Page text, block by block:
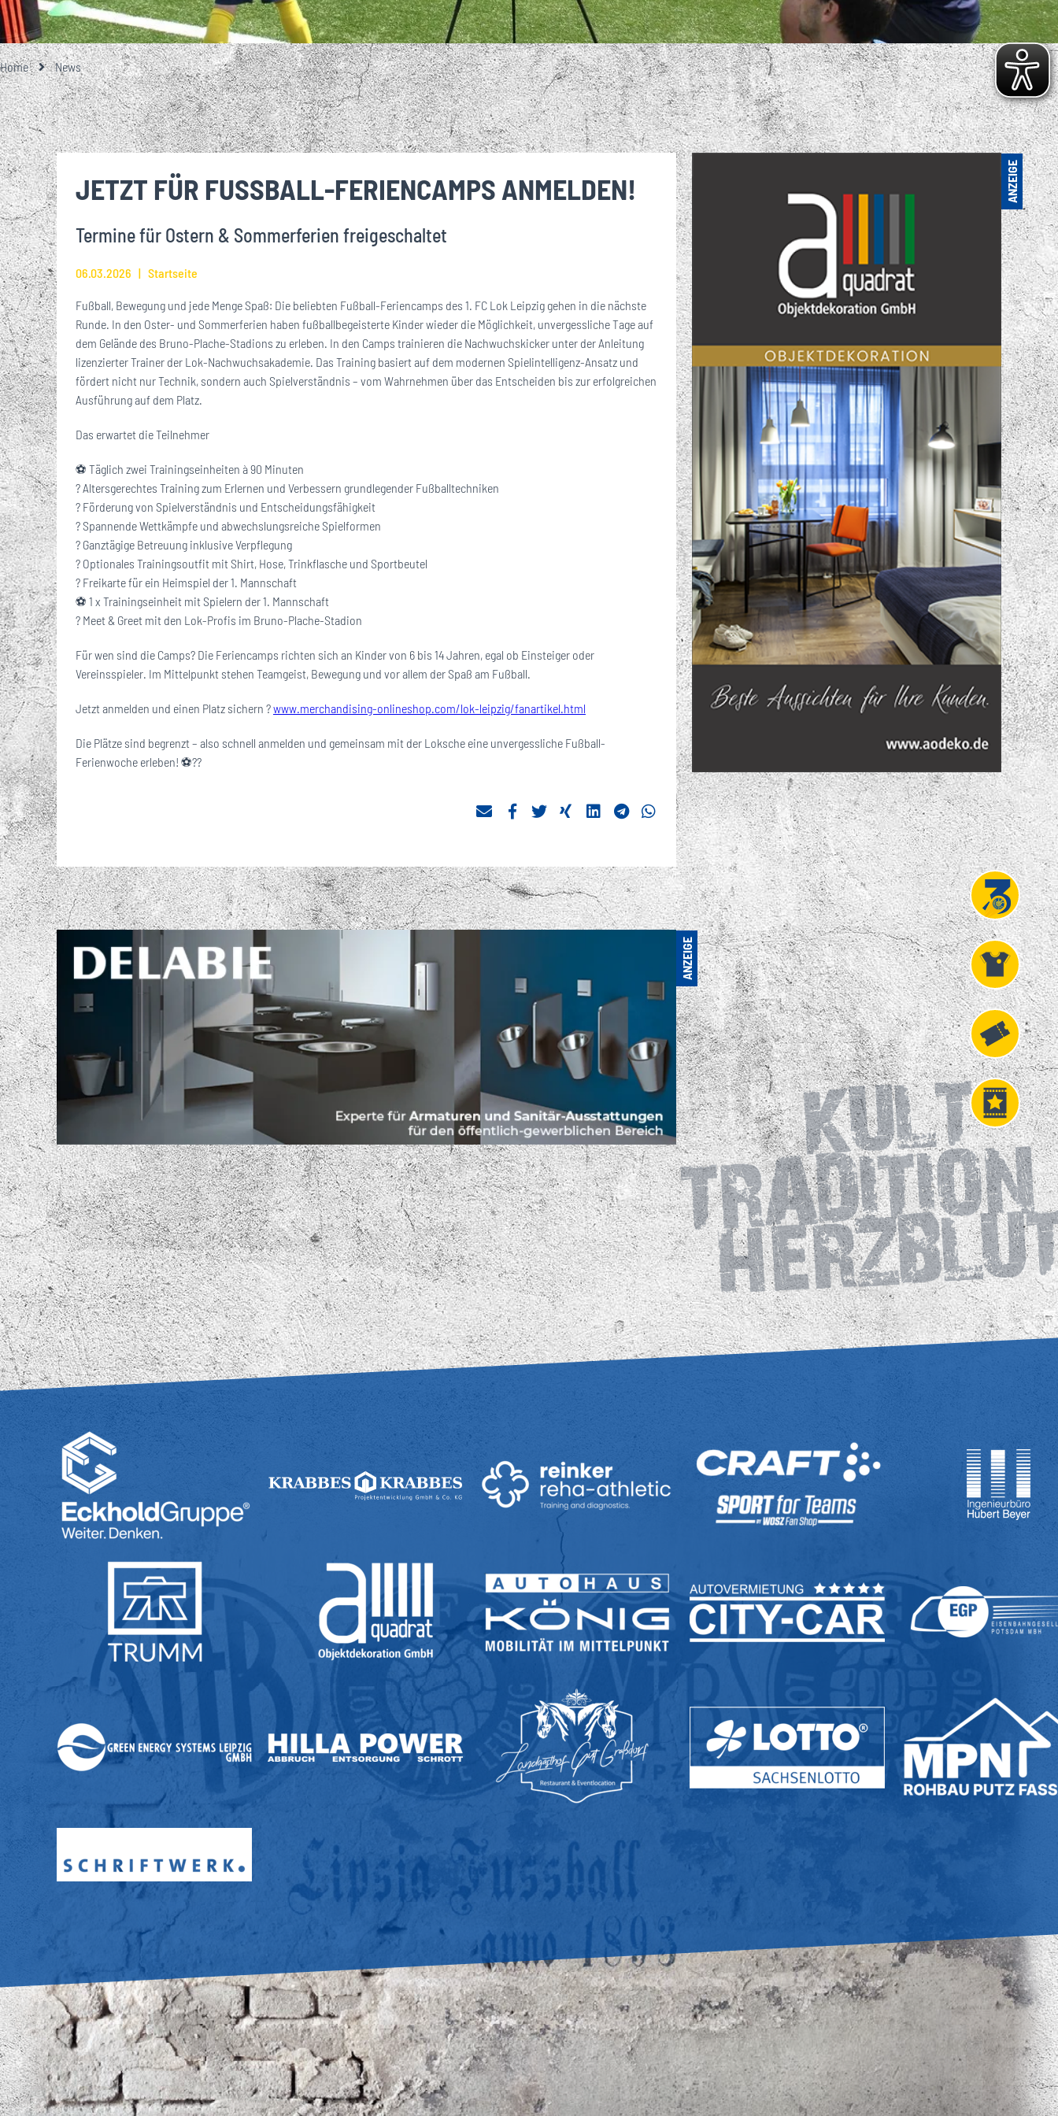
GESCHICHTE
VEREINSHISTORIE
EHRENMITGLIEDER
BREITENSPORT
WIRTSCHAFTSRAT
JOBS
ALLES RUND UM DIE
MITGLIEDSCHAFT BEIM 1. FC
LOK LEIPZIG
FUSSBALL PUR. DER M
ARKENKERN DES 1. FC LOK L
EIPZIG
DAS VIELFÄLTIGE
BREITENSPORTANGEBOT
DES 1. FC LOK LEIPZIG
TEAMFOTO
UNSERE 1. MANNSCHAFT IM
ÜBERBLICK
EISENBAHNER-TALENTE-SCHULE
FUSSBALLSCHULE
LOKRUF
UNSERE PARTNER – GEMEINSAM
STARK!
EIN BESONDERER ORT FÜR
GROSSE UND KLEINE LOK-FANS
Home
News
JETZT FÜR FUSSBALL-FERIENCAMPS ANMELDEN!
Termine für Ostern & Sommerferien freigeschaltet
06.03.2026 Startseite
Fußball, Bewegung und jede Menge Spaß: Die beliebten Fußball-Feriencamps des 1. FC Lok Leipzig gehen in die nächste
Runde. In den Oster- und Sommerferien haben fußballbegeisterte Kinder wieder die Möglichkeit, unvergessliche Tage auf
dem Gelände des Bruno-Plache-Stadions zu erleben. In den Camps trainieren die Nachwuchskicker unter der Anleitung
lizenzierter Trainer der Lok-Nachwuchsakademie. Das Training basiert auf dem modernen Spielintelligenz-Ansatz und
fördert nicht nur Technik, sondern auch Spielverständnis – vom Wahrnehmen über das Entscheiden bis zur erfolgreichen
Ausführung auf dem Platz.
Das erwartet die Teilnehmer
⚽ Täglich zwei Trainingseinheiten à 90 Minuten
? Altersgerechtes Training zum Erlernen und Verbessern grundlegender Fußballtechniken
? Förderung von Spielverständnis und Entscheidungsfähigkeit
? Spannende Wettkämpfe und abwechslungsreiche Spielformen
?️ Ganztägige Betreuung inklusive Verpflegung
? Optionales Trainingsoutfit mit Shirt, Hose, Trinkflasche und Sportbeutel
?️ Freikarte für ein Heimspiel der 1. Mannschaft
⚽ 1 x Trainingseinheit mit Spielern der 1. Mannschaft
? Meet & Greet mit den Lok-Profis im Bruno-Plache-Stadion
Für wen sind die Camps? Die Feriencamps richten sich an Kinder von 6 bis 14 Jahren, egal ob Einsteiger oder
Vereinsspieler. Im Mittelpunkt stehen Teamgeist, Bewegung und vor allem der Spaß am Fußball.
Jetzt anmelden und einen Platz sichern ?www.merchandising-onlineshop.com/lok-leipzig/fanartikel.html
Die Plätze sind begrenzt – also schnell anmelden und gemeinsam mit der Loksche eine unvergessliche Fußball-
Ferienwoche erleben! ⚽??
Projekt
Liga 3
Fanshop
Fahrkarten
VIP
Tickets